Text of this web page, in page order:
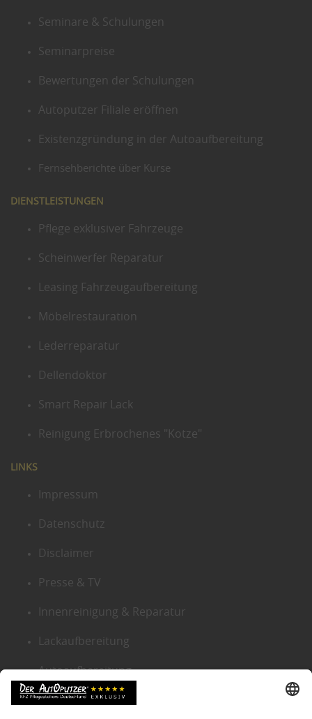
Seminare & Schulungen
Seminarpreise
Bewertungen der Schulungen
Autoputzer Filiale eröffnen
Existenzgründung in der Autoaufbereitung
Fernsehberichte über Kurse
DIENSTLEISTUNGEN
Pflege exklusiver Fahrzeuge
Scheinwerfer Reparatur
Leasing Fahrzeugaufbereitung
Möbelrestauration
Lederreparatur
Dellendoktor
Smart Repair Lack
Reinigung Erbrochenes "Kotze"
LINKS
Impressum
Datenschutz
Disclaimer
Presse & TV
Innenreinigung & Reparatur
Lackaufbereitung
Autoaufbereitung
Sitemap